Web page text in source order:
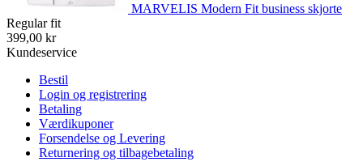
MARVELIS Modern Fit business skjorte
Regular fit
399,00 kr
Kundeservice
Bestil
Login og registrering
Betaling
Værdikuponer
Forsendelse og Levering
Returnering og tilbagebetaling